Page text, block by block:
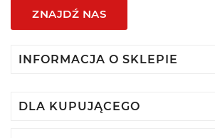
ZNAJDŹ NAS
INFORMACJA O SKLEPIE
DLA KUPUJĄCEGO